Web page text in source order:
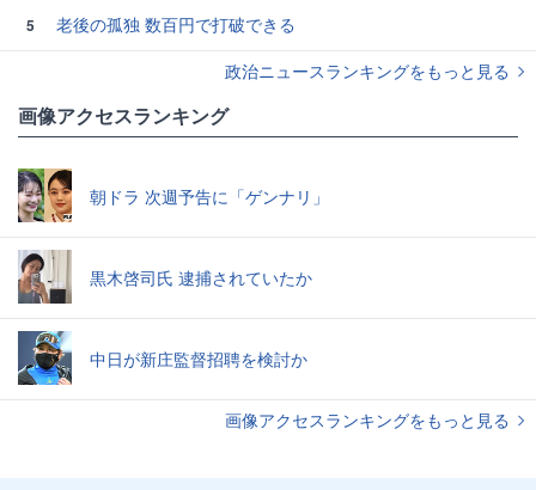
5
老後の孤独 数百円で打破できる
政治ニュースランキングをもっと見る
画像アクセスランキング
朝ドラ 次週予告に「ゲンナリ」
黒木啓司氏 逮捕されていたか
中日が新庄監督招聘を検討か
画像アクセスランキングをもっと見る